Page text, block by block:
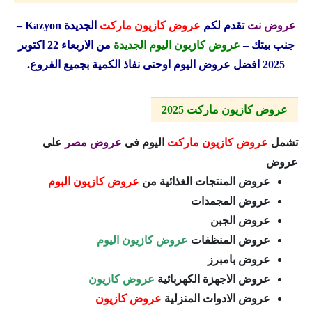
عروض نت تقدم لكم عروض كازيون ماركت الجديدة Kazyon
–
جنب بيتك – عروض كازيون اليوم الجديدة
من الاربعاء 22 اكتوبر
2025 افضل عروض اليوم اوحتى نفاذ الكمية بجميع الفروع.
عروض كازيون ماركت 2025
تشمل عروض كازيون ماركت اليوم فى عروض مصر على
عروض
عروض المنتجات الغذائية من عروض كازيون البوم
عروض المجمدات
عروض الجبن
عروض المنظفات عروض كازيون اليوم
عروض بامبرز
عروض الاجهزة الكهربائية عروض كازيون
عروض الادوات المنزلية عروض كازيون